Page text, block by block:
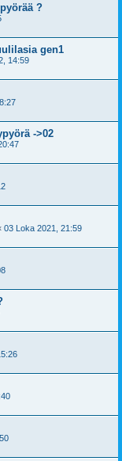
?
gen1
14:59
->02
03 Loka 2021, 21:59